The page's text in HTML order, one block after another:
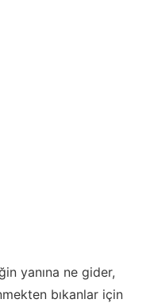
yanına ne gider,
bıkanlar için